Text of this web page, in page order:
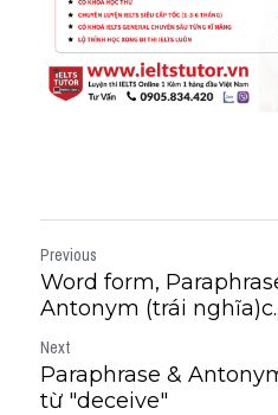
Previous
Word form,
Antonym (trái
Next
Paraphrase &
từ "deceive"